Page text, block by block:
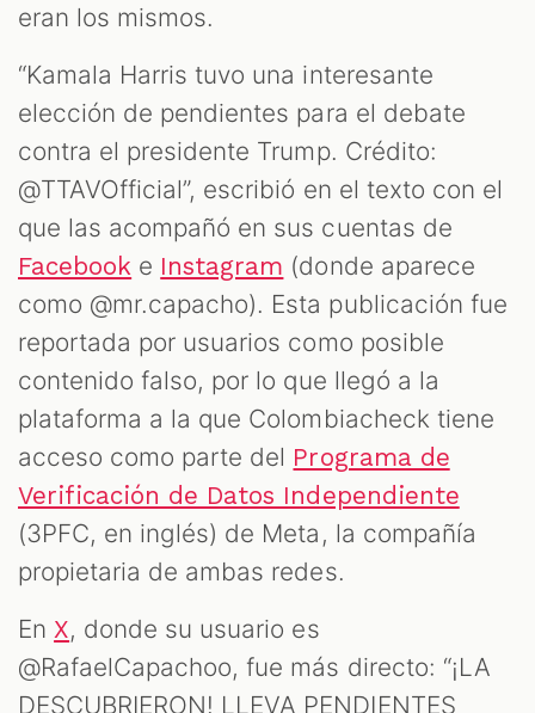
eran los mismos.
“Kamala Harris tuvo una interesante
elección de pendientes para el debate
contra el presidente Trump. Crédito:
@TTAVOfficial”, escribió en el texto con el
que las acompañó en sus cuentas de
Facebook e Instagram (donde aparece
como @mr.capacho). Esta publicación fue
reportada por usuarios como posible
contenido falso, por lo que llegó a la
plataforma a la que Colombiacheck tiene
acceso como parte del Programa de
Verificación de Datos Independiente
(3PFC, en inglés) de Meta, la compañía
propietaria de ambas redes.
En X, donde su usuario es
@RafaelCapachoo, fue más directo: “¡LA
DESCUBRIERON! LLEVA PENDIENTES